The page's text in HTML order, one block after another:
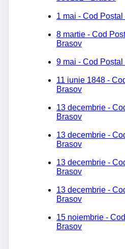
1 mai - Cod
8 martie - Cod
Brasov
9 mai - Cod
11 iunie 1848 -
Brasov
13 decembrie -
Brasov
13 decembrie -
Brasov
13 decembrie -
Brasov
13 decembrie -
Brasov
15 noiembrie -
Brasov